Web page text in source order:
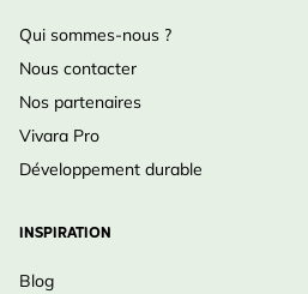
Qui sommes-nous ?
Nous contacter
Nos partenaires
Vivara Pro
Développement durable
INSPIRATION
Blog